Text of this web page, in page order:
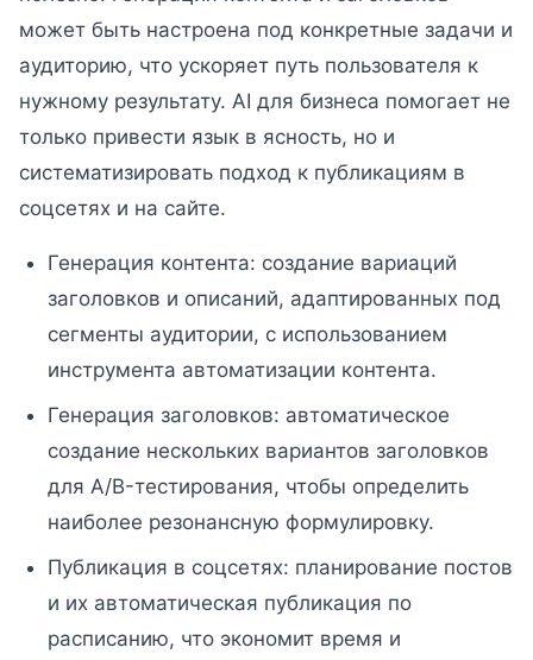
может быть настроена под конкретные задачи и
аудиторию, что ускоряет путь пользователя к
нужному результату. AI для бизнеса помогает не
только привести язык в ясность, но и
систематизировать подход к публикациям в
соцсетях и на сайте.
Генерация контента: создание вариаций
заголовков и описаний, адаптированных под
сегменты аудитории, с использованием
инструмента автоматизации контента.
Генерация заголовков: автоматическое
создание нескольких вариантов заголовков
для A/B-тестирования, чтобы определить
наиболее резонансную формулировку.
Публикация в соцсетях: планирование постов
и их автоматическая публикация по
расписанию, что экономит время и